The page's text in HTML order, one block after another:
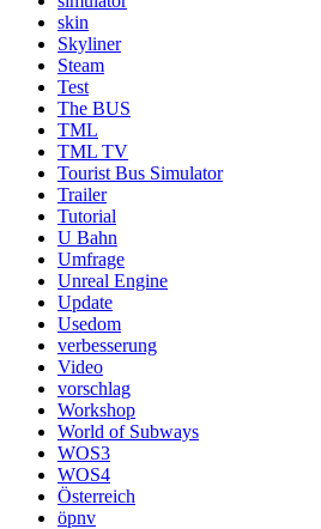
skin
Skyliner
Steam
Test
The BUS
TML
TML TV
Tourist Bus Simulator
Trailer
Tutorial
U Bahn
Umfrage
Unreal Engine
Update
Usedom
verbesserung
Video
vorschlag
Workshop
World of Subways
WOS3
WOS4
Österreich
öpnv